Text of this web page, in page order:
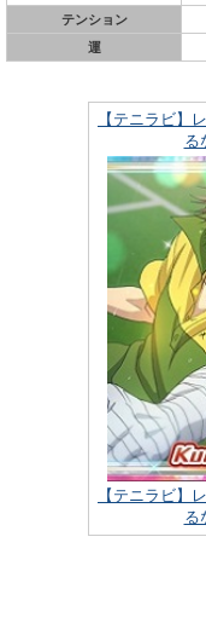
テンション
運
【テニラビ】
る
【テニラビ】
る